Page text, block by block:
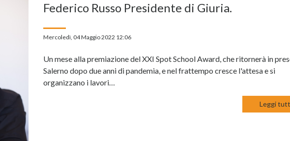
Federico Russo Presidente di Giuria.
Mercoledì, 04 Maggio 2022 12:06
Un mese alla premiazione del XXI Spot School Award, che ritornerà in
Salerno dopo due anni di pandemia, e nel frattempo cresce l'attesa e si
organizzano i lavori…
Leggi